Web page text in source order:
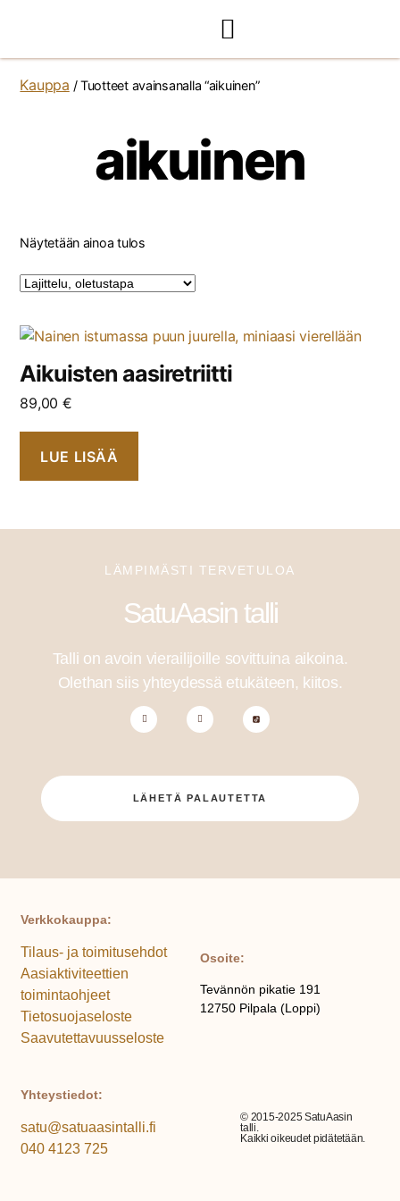
Kauppa / Tuotteet avainsanalla “aikuinen”
aikuinen
Näytetään ainoa tulos
Aikuisten aasiretriitti
89,00 €
LUE LISÄÄ
LÄMPIMÄSTI TERVETULOA
SatuAasin talli
Talli on avoin vierailijoille sovittuina aikoina.
Olethan siis yhteydessä etukäteen, kiitos.
LÄHETÄ PALAUTETTA
© 2015-2025 SatuAasin
talli.
Kaikki oikeudet pidätetään.
Yhteystiedot:
satu@satuaasintalli.fi
040 4123 725
Osoite:
Tevännön pikatie 191
12750 Pilpala (Loppi)
Verkkokauppa:
Tilaus- ja toimitusehdot
Aasiaktiviteettien
toimintaohjeet
Tietosuojaseloste
Saavutettavuusseloste